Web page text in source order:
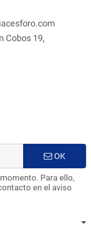
Cobos 19,
OK
Para ello,
en el aviso